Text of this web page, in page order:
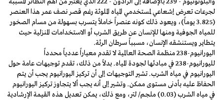
لجرعات تعرض إشعاعي لمستخدمي المياه الملوثة رغم قصر نصف عمر هذا العنصر
(3.825 يوماً)، ويعود ذلك كونه عنصراً خاملاً يتسرب بسهولة من مسام الصخور
للمياه الجوفية ومنها للإنسان عن طريق الشرب أو الاستخدامات المنزلية حيث
يتطاير ويستنشقه الإنسان، مسبباً سرطان الرئة.
اليورانيوم-238 منظمة الصحة العالمية لا تقدم معياراً عددياً محدداً
لليورانيوم-238 في مبادئها لجودة المياه. بدلاً من ذلك، تقدم توجيهات عامة حول
اليورانيوم في مياه الشرب. تشير التوجيهات إلى أن تركيز اليورانيوم يجب أن يتم
الحفاظ عليه بأدنى مستوى ممكن. وتشير إلى أنه يجب ألا يتجاوز تركيز اليورانيوم
في مياه الشرب (0.03) ملجم/ لتر، ومع ذلك، يمكن تعديل هذه القيمة الإرشادية